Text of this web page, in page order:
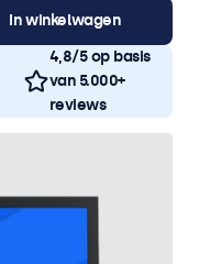
In winkelwagen
4,8/5 op basis
van 5.000+
reviews